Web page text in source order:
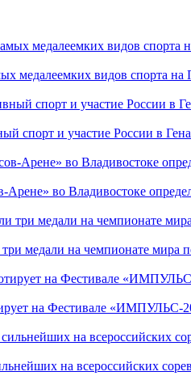
медалеемких видов спорта на
спорт и участие России в
Арене» во Владивостоке
медали на чемпионате мира
на Фестивале «ИМПУЛЬС-
на всероссийских